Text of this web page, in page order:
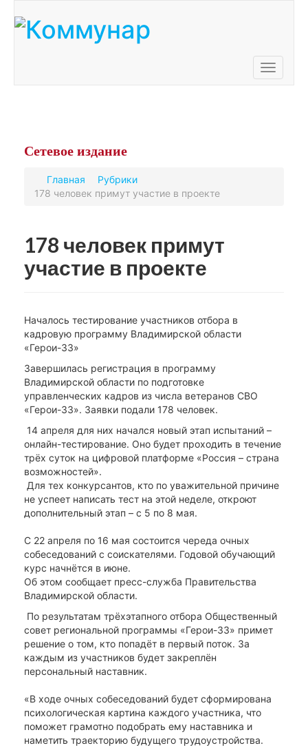
Toggle
Сетевое издание
Главная
Рубрики
178 человек примут участие в проекте
178 человек примут
участие в проекте
Началось тестирование участников отбора в
кадровую программу Владимирской области
«Герои-33»
Завершилась регистрация в программу
Владимирской области по подготовке
управленческих кадров из числа ветеранов СВО
«Герои-33». Заявки подали 178 человек.
14 апреля для них начался новый этап испытаний –
онлайн-тестирование. Оно будет проходить в течение
трёх суток на цифровой платформе «Россия – страна
возможностей».
Для тех конкурсантов, кто по уважительной причине
не успеет написать тест на этой неделе, откроют
дополнительный этап – с 5 по 8 мая.
С 22 апреля по 16 мая состоится череда очных
собеседований с соискателями. Годовой обучающий
курс начнётся в июне.
Об этом сообщает пресс-служба Правительства
Владимирской области.
По результатам трёхэтапного отбора Общественный
совет региональной программы «Герои-33» примет
решение о том, кто попадёт в первый поток. За
каждым из участников будет закреплён
персональный наставник.
«В ходе очных собеседований будет сформирована
психологическая картина каждого участника, что
поможет грамотно подобрать ему наставника и
наметить траекторию будущего трудоустройства.